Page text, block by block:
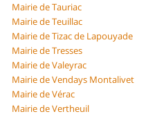
Mairie de Tauriac
Mairie de Teuillac
Mairie de Tizac de Lapouyade
Mairie de Tresses
Mairie de Valeyrac
Mairie de Vendays Montalivet
Mairie de Vérac
Mairie de Vertheuil